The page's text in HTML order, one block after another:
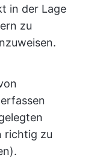
in der Lage
zu
richtig zu